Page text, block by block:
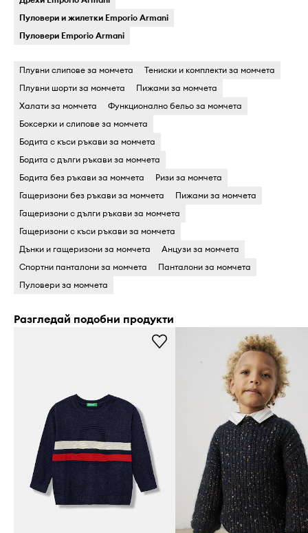
Пуловери и жилетки Emporio Armani
Пуловери Emporio Armani
Плувни слипове за момчета
Тениски и комплекти за момчета
Плувни шорти за момчета
Пижами за момчета
Халати за момчета
Функционално бельо за момчета
Боксерки и слипове за момчета
Бодита c къси ръкави за момчета
Бодита c дълги ръкави за момчета
Бодита без ръкави за момчета
Ризи за момчета
Гащеризони без ръкави за момчета
Пижами за момчета
Гащеризони c дълги ръкави за момчета
Гащеризони c къси ръкави за момчета
Дънки и гащеризони за момчета
Анцузи за момчета
Спортни панталони за момчета
Панталони за момчета
Пуловери за момчета
Разгледай подобни продукти